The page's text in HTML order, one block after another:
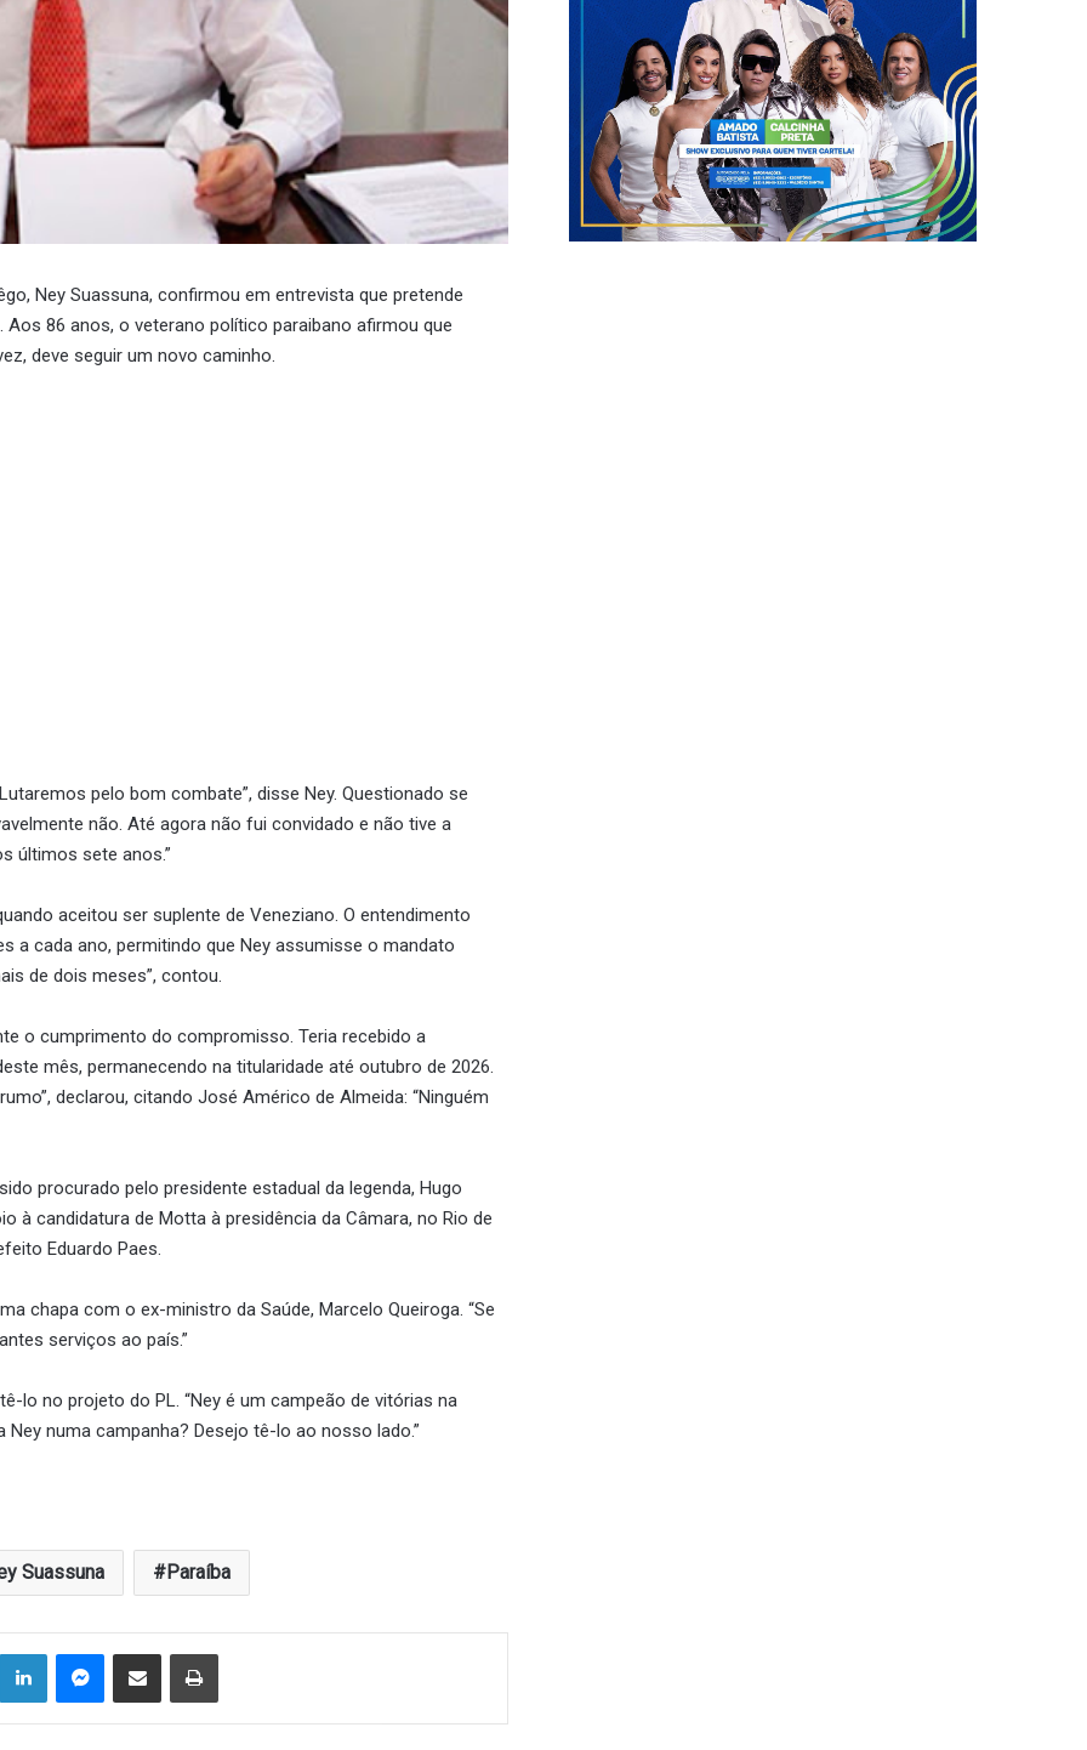
Ney Suassuna, confirmou em entrevista que pretende
86 anos, o veterano político paraibano afirmou que
deve seguir um novo caminho.
pelo bom combate”, disse Ney. Questionado se
não. Até agora não fui convidado e não tive a
últimos sete anos.”
aceitou ser suplente de Veneziano. O entendimento
a cada ano, permitindo que Ney assumisse o mandato
de dois meses”, contou.
o cumprimento do compromisso. Teria recebido a
mês, permanecendo na titularidade até outubro de 2026.
declarou, citando José Américo de Almeida: “Ninguém
procurado pelo presidente estadual da legenda, Hugo
à candidatura de Motta à presidência da Câmara, no Rio de
Eduardo Paes.
chapa com o ex-ministro da Saúde, Marcelo Queiroga. “Se
serviços ao país.”
lo no projeto do PL. “Ney é um campeão de vitórias na
numa campanha? Desejo tê-lo ao nosso lado.”
Suassuna Paraíba
LinkedinMessenger
Compartilhar via e-mail Imprimir